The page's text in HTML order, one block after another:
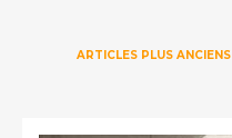
ARTICLES PLUS ANCIENS